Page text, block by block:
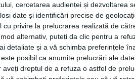
cercetarea audienței și dezvoltarea
date și identificări precise de
privire la prelucrarea realizată de
alternativ, puteți da clic pentru a
detaliate și a vă schimba preferințele
posibil ca anumite prelucrări ale
dreptul de a refuza o astfel de
de la Milișăuți, ca să
domnule meseriaș,
că poate așa uit de
alegerile”.